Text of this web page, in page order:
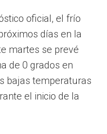
oficial, el frío
días en la
martes se prevé
de 0 grados en
bajas temperaturas
el inicio de la